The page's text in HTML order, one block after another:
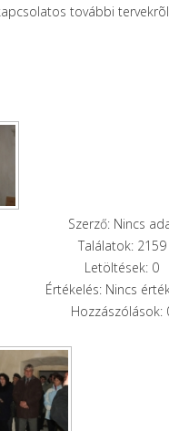
további
Szerző: Nincs
Találatok: 2159
Letöltések: 0
Értékelés: Nincs
Hozzászólások: